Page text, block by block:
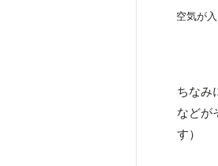
空気が
ちなみ
などが
す）